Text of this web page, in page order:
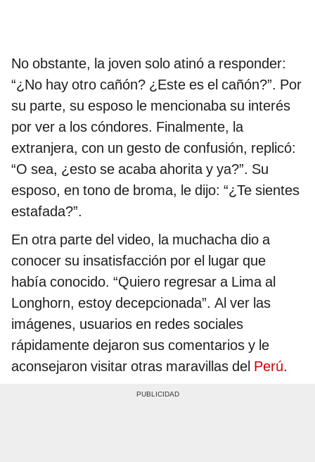
No obstante, la joven solo atinó a responder:
“¿No hay otro cañón? ¿Este es el cañón?”. Por
su parte, su esposo le mencionaba su interés
por ver a los cóndores. Finalmente, la
extranjera, con un gesto de confusión, replicó:
“O sea, ¿esto se acaba ahorita y ya?”. Su
esposo, en tono de broma, le dijo: “¿Te sientes
estafada?”.
En otra parte del video, la muchacha dio a
conocer su insatisfacción por el lugar que
había conocido. “Quiero regresar a Lima al
Longhorn, estoy decepcionada”. Al ver las
imágenes, usuarios en redes sociales
rápidamente dejaron sus comentarios y le
aconsejaron visitar otras maravillas del Perú.